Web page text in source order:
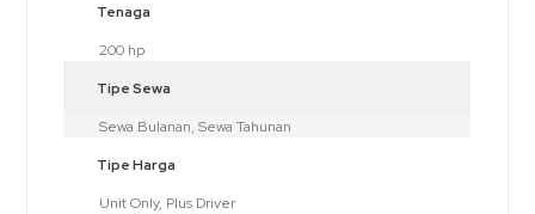
Tenaga
200 hp
Tipe Sewa
Sewa Bulanan, Sewa Tahunan
Tipe Harga
Unit Only, Plus Driver